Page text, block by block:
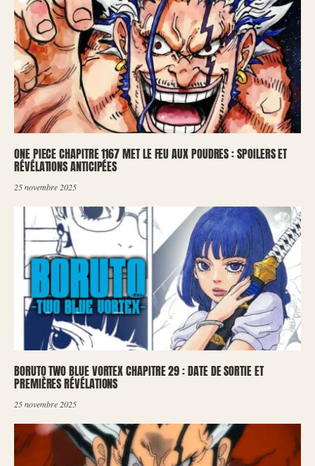
ONE PIECE CHAPITRE 1167 MET LE FEU AUX POUDRES : SPOILERS ET
RÉVÉLATIONS ANTICIPÉES
25 novembre 2025
BORUTO TWO BLUE VORTEX CHAPITRE 29 : DATE DE SORTIE ET
PREMIÈRES RÉVÉLATIONS
25 novembre 2025